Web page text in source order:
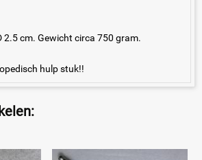
2.5 cm. Gewicht circa 750 gram.
hulp stuk!!